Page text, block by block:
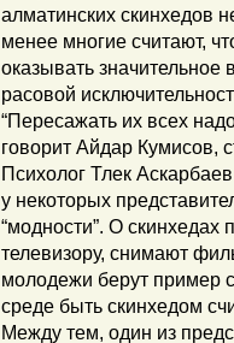
алматинских скинхедов
менее многие считают,
оказывать
расовой
“Пересажать их всех
говорит Айдар Кумисов,
Психолог Тлек
у некоторых
“модности”. О скинхедах
телевизору, снимают
молодежи берут пример
среде быть скинхедом
Между тем, один из